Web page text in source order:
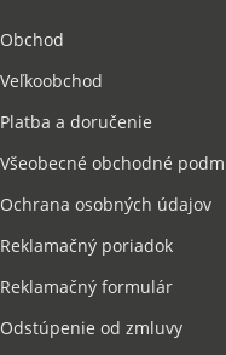
Obchod
Veľkoobchod
Platba a doručenie
Všeobecné obchodné
Ochrana osobných údajov
Reklamačný poriadok
Reklamačný formulár
Odstúpenie od zmluvy